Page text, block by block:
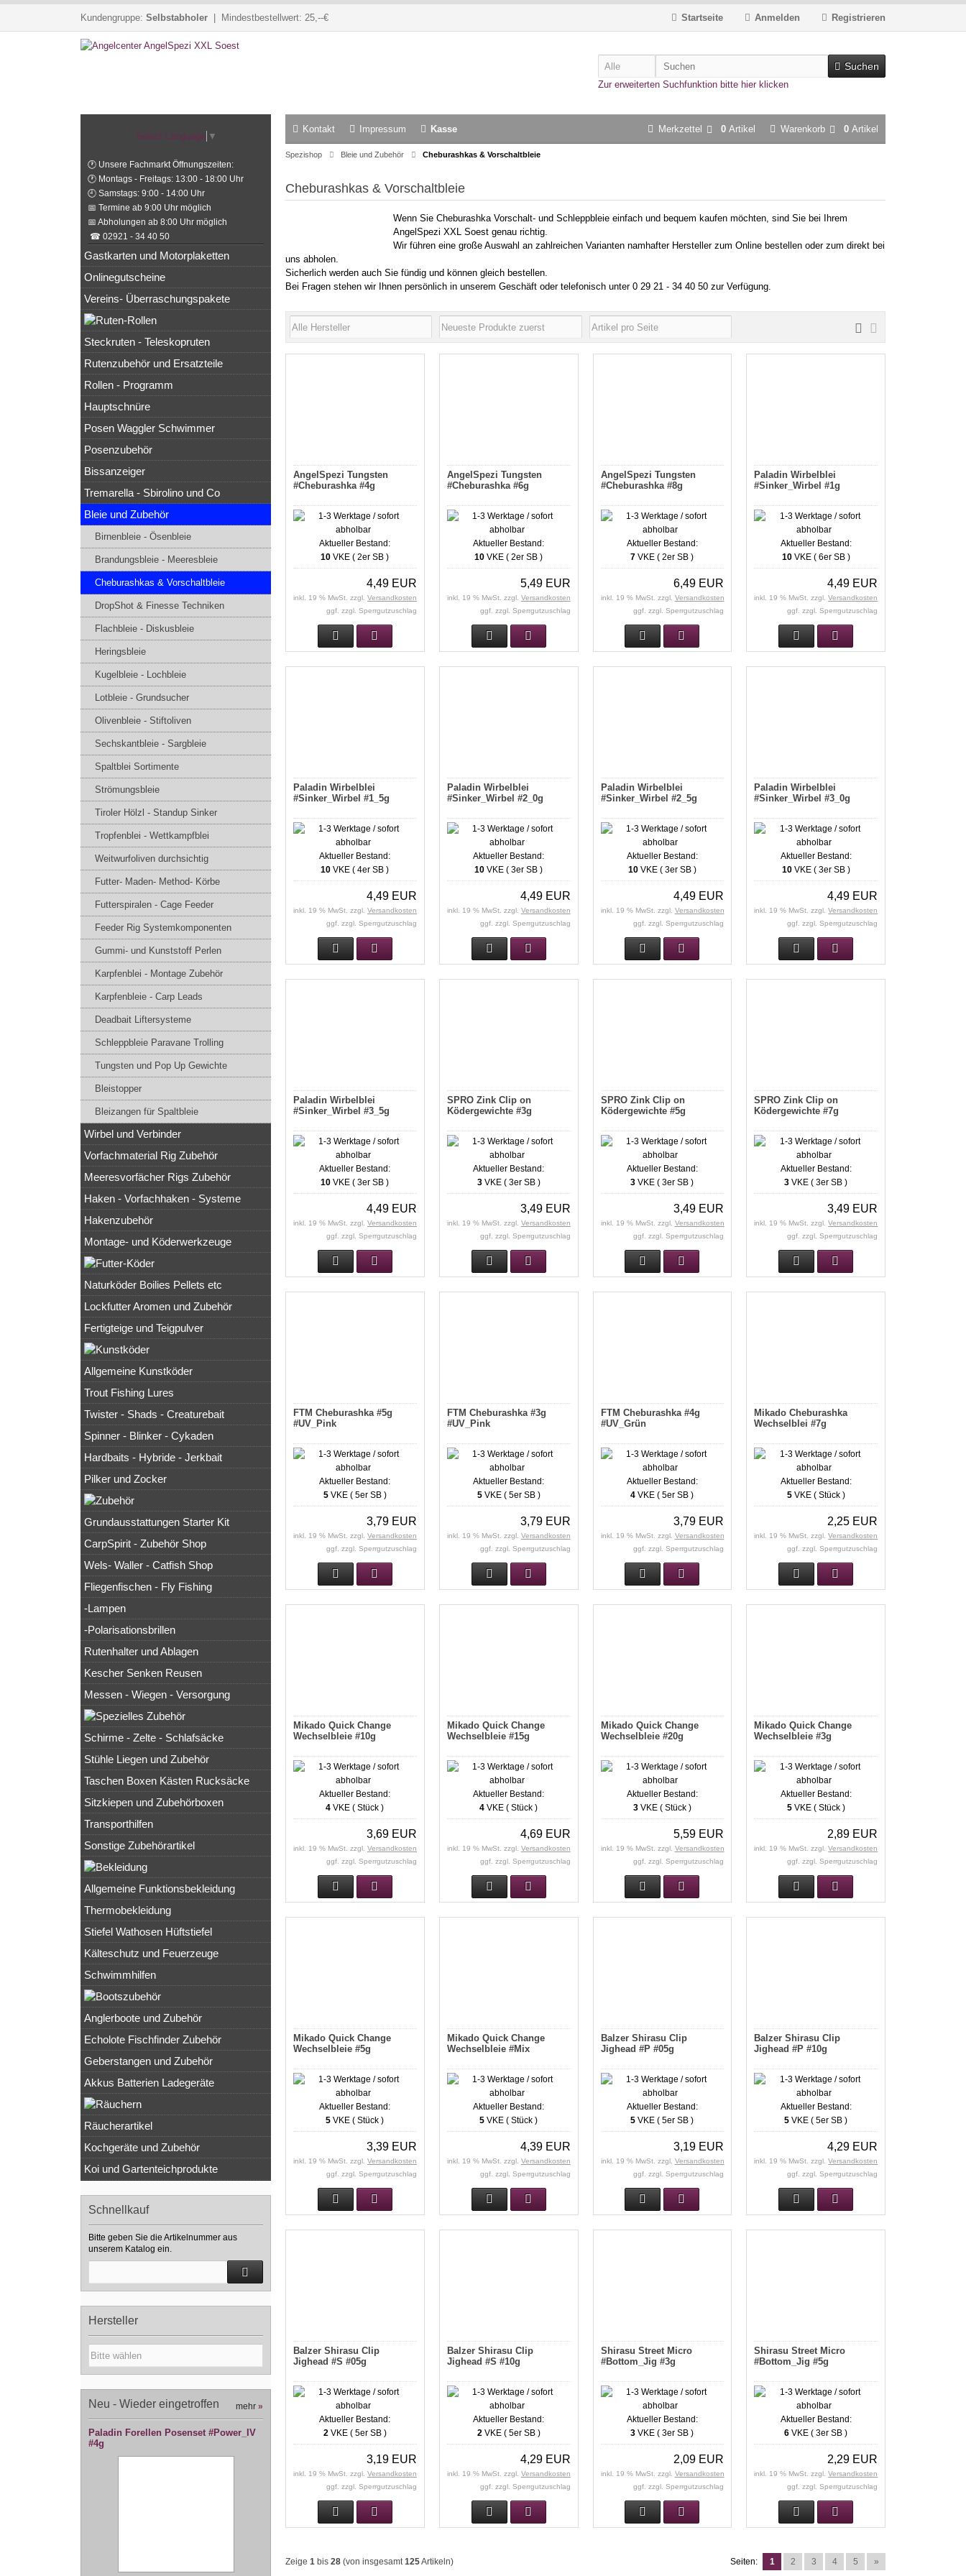
Kundengruppe: Selbstabholer | Mindestbestellwert: 25,--€ Registrieren
Anmelden
Startseite
Suchen
Zur erweiterten Suchfunktion bitte hier klicken
Kontakt Impressum Kasse Warenkorb 0 Artikel
Merkzettel 0 Artikel
Spezishop Bleie und Zubehör Cheburashkas & Vorschaltbleie
Cheburashkas & Vorschaltbleie
Wenn Sie Cheburashka Vorschalt- und Schleppbleie einfach und bequem kaufen möchten, sind Sie bei Ihrem
AngelSpezi XXL Soest genau richtig.
Wir führen eine große Auswahl an zahlreichen Varianten namhafter Hersteller zum Online bestellen oder zum direkt bei
uns abholen.
Sicherlich werden auch Sie fündig und können gleich bestellen.
Bei Fragen stehen wir Ihnen persönlich in unserem Geschäft oder telefonisch unter 0 29 21 - 34 40 50 zur Verfügung.
AngelSpezi Tungsten
#Cheburashka #4g
Aktueller Bestand:
10 VKE ( 2er SB )
4,49 EUR
inkl. 19 % MwSt. zzgl. Versandkosten
ggf. zzgl. Sperrgutzuschlag
AngelSpezi Tungsten
#Cheburashka #6g
Aktueller Bestand:
10 VKE ( 2er SB )
5,49 EUR
inkl. 19 % MwSt. zzgl. Versandkosten
ggf. zzgl. Sperrgutzuschlag
AngelSpezi Tungsten
#Cheburashka #8g
Aktueller Bestand:
7 VKE ( 2er SB )
6,49 EUR
inkl. 19 % MwSt. zzgl. Versandkosten
ggf. zzgl. Sperrgutzuschlag
Paladin Wirbelblei
#Sinker_Wirbel #1g
Aktueller Bestand:
10VKE ( 6er SB )
4,49 EUR
inkl. 19 % MwSt. zzgl.Versandkosten
ggf. zzgl. Sperrgutzuschlag
Paladin Wirbelblei
#Sinker_Wirbel #1_5g
Aktueller Bestand:
10 VKE ( 4er SB )
4,49 EUR
inkl. 19 % MwSt. zzgl. Versandkosten
ggf. zzgl. Sperrgutzuschlag
Paladin Wirbelblei
#Sinker_Wirbel #2_0g
Aktueller Bestand:
10 VKE ( 3er SB )
4,49 EUR
inkl. 19 % MwSt. zzgl. Versandkosten
ggf. zzgl. Sperrgutzuschlag
Paladin Wirbelblei
#Sinker_Wirbel #2_5g
Aktueller Bestand:
10VKE ( 3er SB )
4,49 EUR
inkl. 19 % MwSt. zzgl. Versandkosten
ggf. zzgl. Sperrgutzuschlag
Paladin Wirbelblei
#Sinker_Wirbel #3_0g
Aktueller Bestand:
10VKE ( 3er SB )
4,49 EUR
inkl. 19 % MwSt. zzgl.Versandkosten
ggf. zzgl. Sperrgutzuschlag
Paladin Wirbelblei
#Sinker_Wirbel #3_5g
Aktueller Bestand:
10 VKE ( 3er SB )
4,49 EUR
inkl. 19 % MwSt. zzgl. Versandkosten
ggf. zzgl. Sperrgutzuschlag
SPRO Zink Clip on
Ködergewichte #3g
Aktueller Bestand:
3VKE ( 3er SB )
3,49 EUR
inkl. 19 % MwSt. zzgl. Versandkosten
ggf. zzgl. Sperrgutzuschlag
SPRO Zink Clip on
Ködergewichte #5g
Aktueller Bestand:
3 VKE ( 3er SB )
3,49 EUR
inkl. 19 % MwSt. zzgl. Versandkosten
ggf. zzgl. Sperrgutzuschlag
SPRO Zink Clip on
Ködergewichte #7g
Aktueller Bestand:
3 VKE ( 3er SB )
3,49 EUR
inkl. 19 % MwSt. zzgl.Versandkosten
ggf. zzgl. Sperrgutzuschlag
FTM Cheburashka #5g
#UV_Pink
Aktueller Bestand:
5VKE ( 5er SB )
3,79 EUR
inkl. 19 % MwSt. zzgl. Versandkosten
ggf. zzgl. Sperrgutzuschlag
FTM Cheburashka #3g
#UV_Pink
Aktueller Bestand:
5VKE ( 5er SB )
3,79 EUR
inkl. 19 % MwSt. zzgl. Versandkosten
ggf. zzgl. Sperrgutzuschlag
FTM Cheburashka #4g
#UV_Grün
Aktueller Bestand:
4 VKE ( 5er SB )
3,79 EUR
inkl. 19 % MwSt. zzgl. Versandkosten
ggf. zzgl. Sperrgutzuschlag
Mikado Cheburashka
Wechselblei #7g
Aktueller Bestand:
5VKE ( Stück )
2,25 EUR
inkl. 19 % MwSt. zzgl.Versandkosten
ggf. zzgl. Sperrgutzuschlag
Mikado Quick Change
Wechselbleie #10g
Aktueller Bestand:
4 VKE ( Stück )
3,69 EUR
inkl. 19 % MwSt. zzgl. Versandkosten
ggf. zzgl. Sperrgutzuschlag
Mikado Quick Change
Wechselbleie #15g
Aktueller Bestand:
4 VKE ( Stück )
4,69 EUR
inkl. 19 % MwSt. zzgl. Versandkosten
ggf. zzgl. Sperrgutzuschlag
Mikado Quick Change
Wechselbleie #20g
Aktueller Bestand:
3VKE ( Stück )
5,59 EUR
inkl. 19 % MwSt. zzgl. Versandkosten
ggf. zzgl. Sperrgutzuschlag
Mikado Quick Change
Wechselbleie #3g
Aktueller Bestand:
5VKE ( Stück )
2,89 EUR
inkl. 19 % MwSt. zzgl.Versandkosten
ggf. zzgl. Sperrgutzuschlag
Mikado Quick Change
Wechselbleie #5g
Aktueller Bestand:
5 VKE ( Stück )
3,39 EUR
inkl. 19 % MwSt. zzgl. Versandkosten
ggf. zzgl. Sperrgutzuschlag
Mikado Quick Change
Wechselbleie #Mix
Aktueller Bestand:
5 VKE ( Stück )
4,39 EUR
inkl. 19 % MwSt. zzgl. Versandkosten
ggf. zzgl. Sperrgutzuschlag
Balzer Shirasu Clip
Jighead #P #05g
Aktueller Bestand:
5 VKE ( 5er SB )
3,19 EUR
inkl. 19 % MwSt. zzgl. Versandkosten
ggf. zzgl. Sperrgutzuschlag
Balzer Shirasu Clip
Jighead #P #10g
Aktueller Bestand:
5 VKE ( 5er SB )
4,29 EUR
inkl. 19 % MwSt. zzgl.Versandkosten
ggf. zzgl. Sperrgutzuschlag
Balzer Shirasu Clip
Jighead #S #05g
Aktueller Bestand:
2 VKE ( 5er SB )
3,19 EUR
inkl. 19 % MwSt. zzgl. Versandkosten
ggf. zzgl. Sperrgutzuschlag
Balzer Shirasu Clip
Jighead #S #10g
Aktueller Bestand:
2 VKE ( 5er SB )
4,29 EUR
inkl. 19 % MwSt. zzgl. Versandkosten
ggf. zzgl. Sperrgutzuschlag
Shirasu Street Micro
#Bottom_Jig #3g
Aktueller Bestand:
3 VKE ( 3er SB )
2,09 EUR
inkl. 19 % MwSt. zzgl. Versandkosten
ggf. zzgl. Sperrgutzuschlag
Shirasu Street Micro
#Bottom_Jig #5g
Aktueller Bestand:
6 VKE ( 3er SB )
2,29 EUR
inkl. 19 % MwSt. zzgl.Versandkosten
ggf. zzgl. Sperrgutzuschlag
Zeige 1 bis 28 (von insgesamt 125Artikeln) Seiten: 1 2 3 4 5 »
Select Language ▼
🕐 Unsere Fachmarkt Öffnungszeiten:
🕐 Montags - Freitags: 13:00 - 18:00 Uhr
🕘 Samstags: 9:00 - 14:00 Uhr
📅 Termine ab 9:00 Uhr möglich
📅 Abholungen ab 8:00 Uhr möglich
☎ 02921 - 34 40 50
Gastkarten und Motorplaketten
Onlinegutscheine
Vereins- Überraschungspakete
Steckruten - Teleskopruten
Rutenzubehör und Ersatzteile
Rollen - Programm
Hauptschnüre
Posen Waggler Schwimmer
Posenzubehör
Bissanzeiger
Tremarella - Sbirolino und Co
Bleie und Zubehör
Birnenbleie - Ösenbleie
Brandungsbleie - Meeresbleie
Cheburashkas & Vorschaltbleie
DropShot & Finesse Techniken
Flachbleie - Diskusbleie
Heringsbleie
Kugelbleie - Lochbleie
Lotbleie - Grundsucher
Olivenbleie - Stiftoliven
Sechskantbleie - Sargbleie
Spaltblei Sortimente
Strömungsbleie
Tiroler Hölzl - Standup Sinker
Tropfenblei - Wettkampfblei
Weitwurfoliven durchsichtig
Futter- Maden- Method- Körbe
Futterspiralen - Cage Feeder
Feeder Rig Systemkomponenten
Gummi- und Kunststoff Perlen
Karpfenblei - Montage Zubehör
Karpfenbleie - Carp Leads
Deadbait Liftersysteme
Schleppbleie Paravane Trolling
Tungsten und Pop Up Gewichte
Bleistopper
Bleizangen für Spaltbleie
Wirbel und Verbinder
Vorfachmaterial Rig Zubehör
Meeresvorfächer Rigs Zubehör
Haken - Vorfachhaken - Systeme
Hakenzubehör
Montage- und Köderwerkzeuge
Naturköder Boilies Pellets etc
Lockfutter Aromen und Zubehör
Fertigteige und Teigpulver
Allgemeine Kunstköder
Trout Fishing Lures
Twister - Shads - Creaturebait
Spinner - Blinker - Cykaden
Hardbaits - Hybride - Jerkbait
Pilker und Zocker
Grundausstattungen Starter Kit
CarpSpirit - Zubehör Shop
Wels- Waller - Catfish Shop
Fliegenfischen - Fly Fishing
-Lampen
-Polarisationsbrillen
Rutenhalter und Ablagen
Kescher Senken Reusen
Messen - Wiegen - Versorgung
Schirme - Zelte - Schlafsäcke
Stühle Liegen und Zubehör
Taschen Boxen Kästen Rucksäcke
Sitzkiepen und Zubehörboxen
Transporthilfen
Sonstige Zubehörartikel
Allgemeine Funktionsbekleidung
Thermobekleidung
Stiefel Wathosen Hüftstiefel
Kälteschutz und Feuerzeuge
Schwimmhilfen
Anglerboote und Zubehör
Echolote Fischfinder Zubehör
Geberstangen und Zubehör
Akkus Batterien Ladegeräte
Räucherartikel
Kochgeräte und Zubehör
Koi und Gartenteichprodukte
Schnellkauf
Bitte geben Sie die Artikelnummer aus
unserem Katalog ein.
Hersteller
Neu - Wieder eingetroffen mehr »
Paladin Forellen Posenset #Power_IV
#4g